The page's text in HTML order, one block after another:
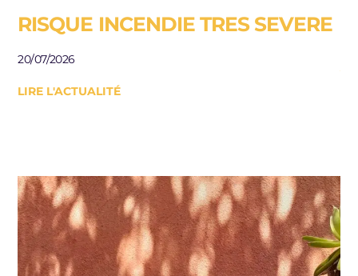
RISQUE INCENDIE TRES SEVERE
LIRE L'ACTUALITÉ
20/07/2026